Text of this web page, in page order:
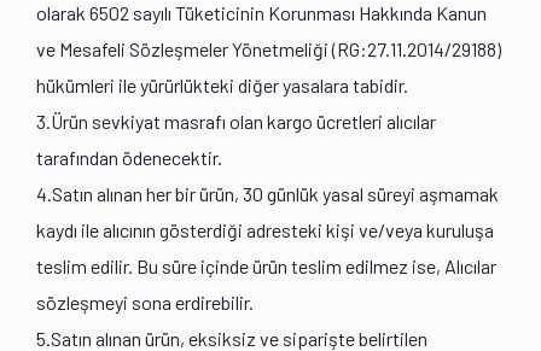
olarak 6502 sayılı Tüketicinin Korunması Hakkında Kanun
ve Mesafeli Sözleşmeler Yönetmeliği (RG:27.11.2014/29188)
hükümleri ile yürürlükteki diğer yasalara tabidir.
3.Ürün sevkiyat masrafı olan kargo ücretleri alıcılar
tarafından ödenecektir.
4.Satın alınan her bir ürün, 30 günlük yasal süreyi aşmamak
kaydı ile alıcının gösterdiği adresteki kişi ve/veya kuruluşa
teslim edilir. Bu süre içinde ürün teslim edilmez ise, Alıcılar
sözleşmeyi sona erdirebilir.
5.Satın alınan ürün, eksiksiz ve siparişte belirtilen